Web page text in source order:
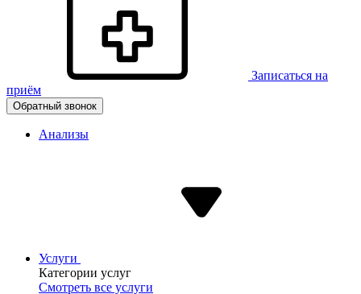
Записаться на
приём
Обратный звонок
Анализы
Услуги
Категории услуг
Смотреть все услуги